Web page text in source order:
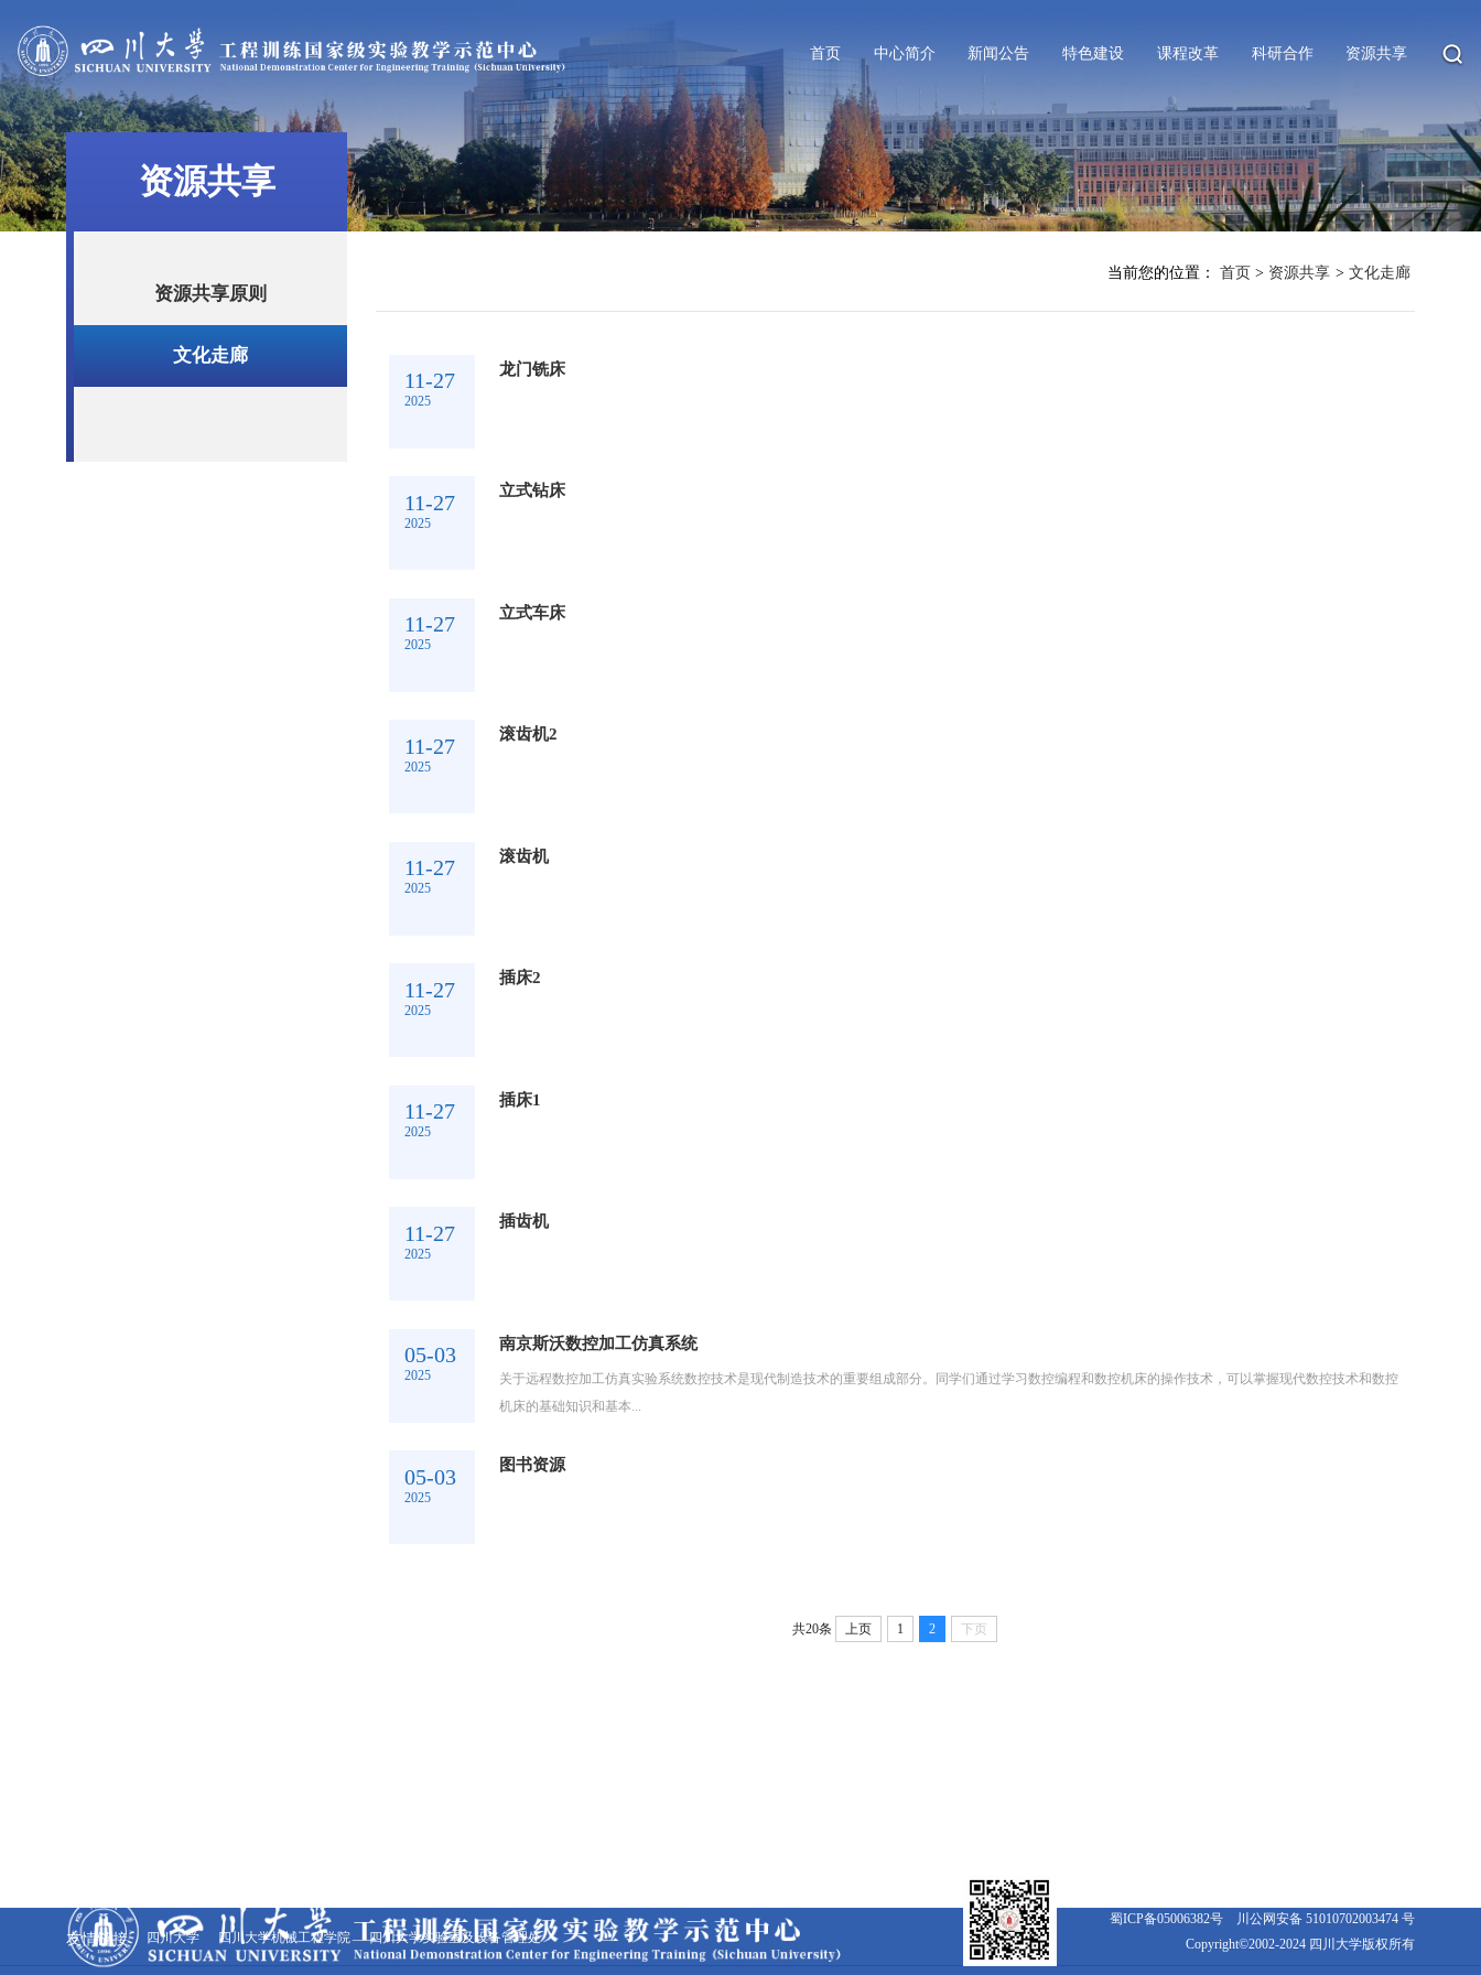
首页 中心简介 新闻公告 特色建设 课程改革 科研合作 资源共享
资源共享
资源共享原则
文化走廊
当前您的位置： 首页 > 资源共享 > 文化走廊
11-27
2025
龙门铣床
11-27
2025
立式钻床
11-27
2025
立式车床
11-27
2025
滚齿机2
11-27
2025
滚齿机
11-27
2025
插床2
11-27
2025
插床1
11-27
2025
插齿机
05-03
2025
南京斯沃数控加工仿真系统
关于远程数控加工仿真实验系统数控技术是现代制造技术的重要组成部分。同学们通过学习数控编程和数控机床的操作技术，可以掌握现代数控技术和数控
机床的基础知识和基本...
05-03
2025
图书资源
共20条 上页 1 2 下页
友情链接 四川大学 四川大学机械工程学院 四川大学实验室及设备管理处
蜀ICP备05006382号
川公网安备 51010702003474 号
Copyright©2002-2024 四川大学版权所有